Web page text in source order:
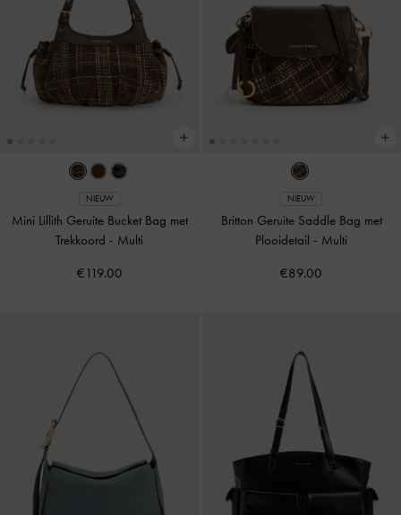
NIEUW
Mini Lillith Geruite Bucket Bag met
Trekkoord - Multi
€119.00
NIEUW
Britton Geruite Saddle Bag met
Plooidetail - Multi
€89.00